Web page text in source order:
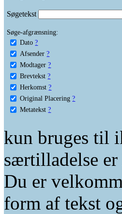
Søgetekst
Søge-afgrænsning:
Dato ?
Afsender ?
Modtager ?
Brevtekst ?
Herkomst ?
Original Placering ?
Metatekst ?
kun bruges til
særtilladelse
Du er
form af tekst